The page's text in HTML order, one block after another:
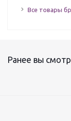
Все товары
Ранее вы